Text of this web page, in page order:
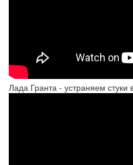
Лада Гранта - устраняем